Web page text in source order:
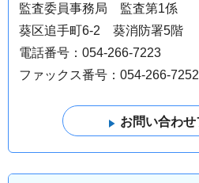
監査委員事務局 監査第1係
葵区追手町6-2 葵消防署5階
電話番号：054-266-7223
ファックス番号：054-266-7252